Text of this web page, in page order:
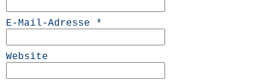
E-Mail-Adresse *
Website